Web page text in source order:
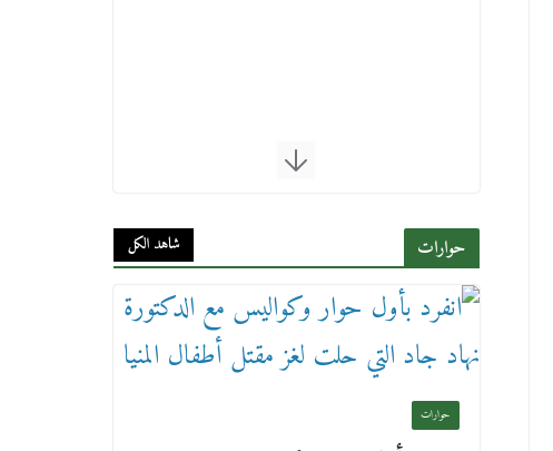
حوارات شاهد الكل
حوارات